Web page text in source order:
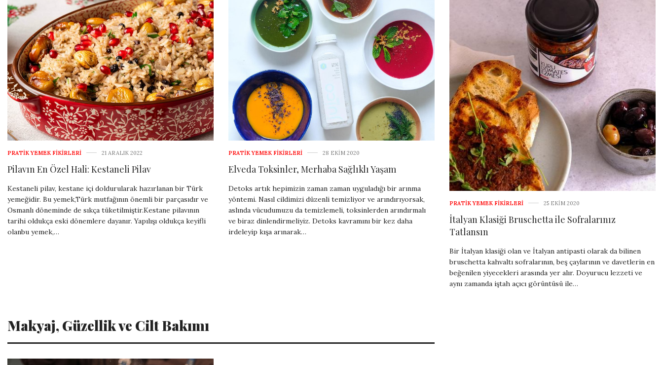
PRATIK YEMEK FIKIRLERI 21 ARALIK 2022
Pilavın En Özel Hali: Kestaneli Pilav
Kestaneli pilav, kestane içi doldurularak hazırlanan bir Türk
yemeğidir. Bu yemek,Türk mutfağının önemli bir parçasıdır ve
Osmanlı döneminde de sıkça tüketilmiştir.Kestane pilavının
tarihi oldukça eski dönemlere dayanır. Yapılışı oldukça keyifli
olanbu yemek,…
PRATIK YEMEK FIKIRLERI 28 EKIM 2020
Elveda Toksinler, Merhaba Sağlıklı Yaşam
Detoks artık hepimizin zaman zaman uyguladığı bir arınma
yöntemi. Nasıl cildimizi düzenli temizliyor ve arındırıyorsak,
aslında vücudumuzu da temizlemeli, toksinlerden arındırmalı
ve biraz dinlendirmeliyiz. Detoks kavramını bir kez daha
irdeleyip kışa arınarak…
PRATIK YEMEK FIKIRLERI 25 EKIM 2020
İtalyan Klasiği Bruschetta ile Sofralarınız
Tatlansın
Bir İtalyan klasiği olan ve İtalyan antipasti olarak da bilinen
bruschetta kahvaltı sofralarının, beş çaylarının ve davetlerin en
beğenilen yiyecekleri arasında yer alır. Doyurucu lezzeti ve
aynı zamanda iştah açıcı görüntüsü ile…
Makyaj, Güzellik ve Cilt Bakımı